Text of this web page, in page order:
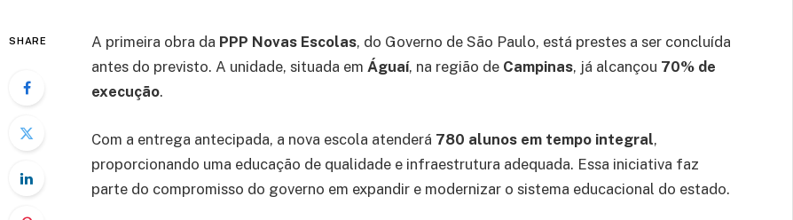
SHARE A primeira obra da PPP Novas Escolas, do Governo de São Paulo, está prestes a ser concluída
antes do previsto. A unidade, situada em Águaí, na região de Campinas, já alcançou 70% de
execução.
Com a entrega antecipada, a nova escola atenderá 780 alunos em tempo integral,
proporcionando uma educação de qualidade e infraestrutura adequada. Essa iniciativa faz
parte do compromisso do governo em expandir e modernizar o sistema educacional do estado.